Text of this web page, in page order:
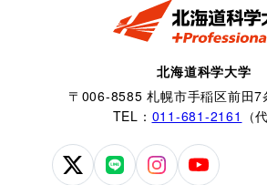
北海道科学大学
〒006-8585 札幌市手稲区前田7
TEL： 011-681-2161 （
北
北
北
北